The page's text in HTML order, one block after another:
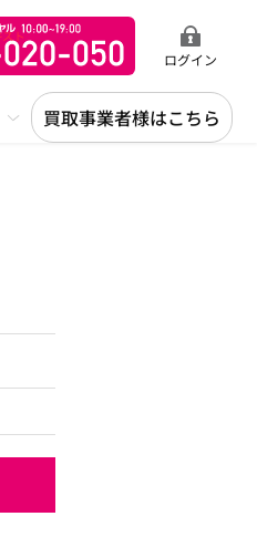
ログイン
買取事業者様はこちら